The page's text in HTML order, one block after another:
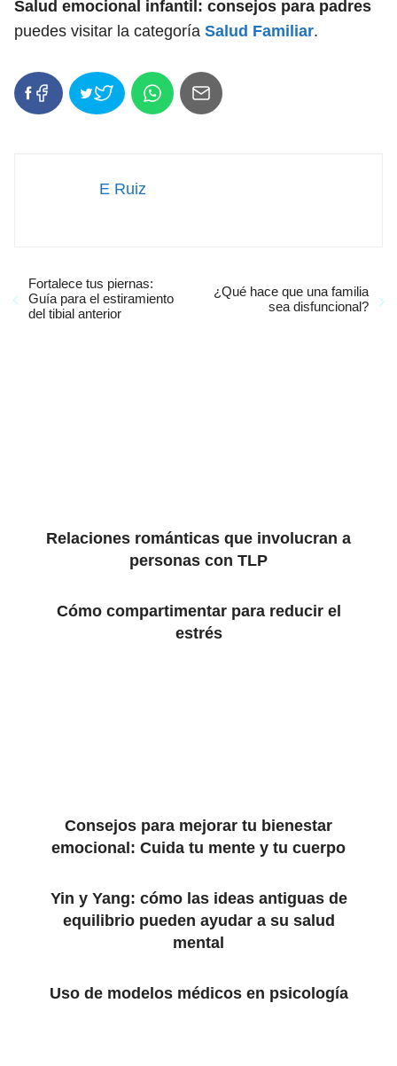
Salud emocional infantil: consejos para padres
puedes visitar la categoría Salud Familiar.
E Ruiz
Fortalece tus piernas:
Guía para el estiramiento
del tibial anterior
¿Qué hace que una familia
sea disfuncional?
Relaciones románticas que involucran a
personas con TLP
Cómo compartimentar para reducir el
estrés
Consejos para mejorar tu bienestar
emocional: Cuida tu mente y tu cuerpo
Yin y Yang: cómo las ideas antiguas de
equilibrio pueden ayudar a su salud
mental
Uso de modelos médicos en psicología